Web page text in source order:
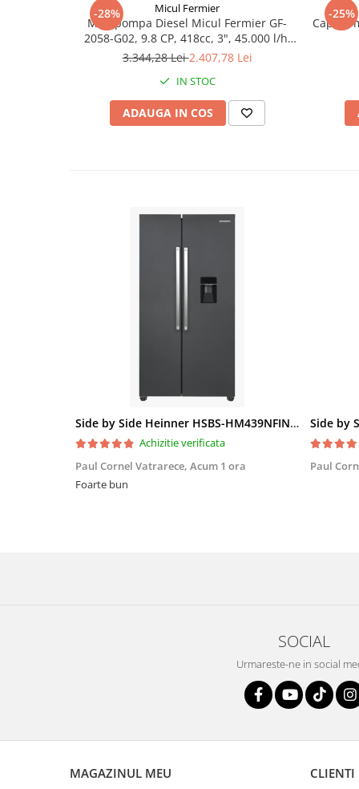
-28% Micul Fermier
Motopompa Diesel Micul Fermier GF-
2058-G02, 9.8 CP, 418cc, 3", 45.000 l/h,
4T, Motorină, Pornire Manuală
3.344,28 Lei2.407,78 Lei
IN STOC
ADAUGA IN COS
-25%
Cap de
Side by Side Heinner HSBS-HM439NFINVDGWDE++, Total No Frost, Compresor Inverter, Dozator Apa, Display Touch LED, 439 L, Clasa E, Gri Antracit Texturat
Achizitie verificata
Paul Cornel Vatrarece, Acum 1 ora
Foarte bun
Paul
SOCIAL
Urmareste-ne in social
MAGAZINUL MEU CLIENTI